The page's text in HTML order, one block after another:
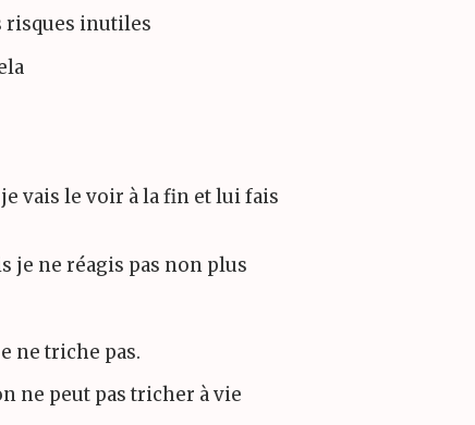
risques inutiles
vais le voir à la fin et lui fais
je ne réagis pas non plus
ne triche pas.
ne peut pas tricher à vie